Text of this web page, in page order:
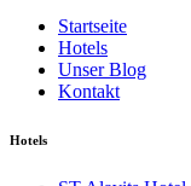
Startseite
Hotels
Unser Blog
Kontakt
Hotels